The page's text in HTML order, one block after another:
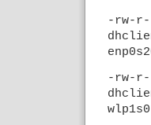
-rw-
-rw-